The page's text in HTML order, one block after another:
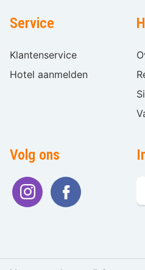
Service
Klantenservice
Hotel aanmelden
Volg ons